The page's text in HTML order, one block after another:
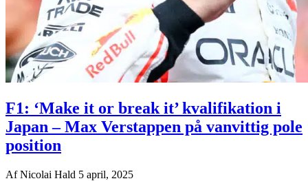
F1: ‘Make it or break it’ kvalifikation i
Japan – Max Verstappen på vanvittig pole
position
AfNicolai Hald 5 april, 2025